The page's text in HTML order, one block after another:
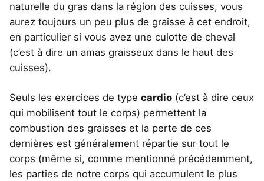
naturelle du gras dans la région des cuisses, vous
aurez toujours un peu plus de graisse à cet endroit,
en particulier si vous avez une culotte de cheval
(c’est à dire un amas graisseux dans le haut des
cuisses).
Seuls les exercices de type cardio (c’est à dire ceux
qui mobilisent tout le corps) permettent la
combustion des graisses et la perte de ces
dernières est généralement répartie sur tout le
corps (même si, comme mentionné précédemment,
les parties de notre corps qui accumulent le plus